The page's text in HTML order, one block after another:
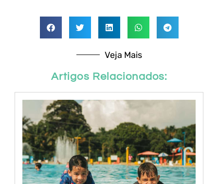
Veja Mais
Artigos Relacionados: